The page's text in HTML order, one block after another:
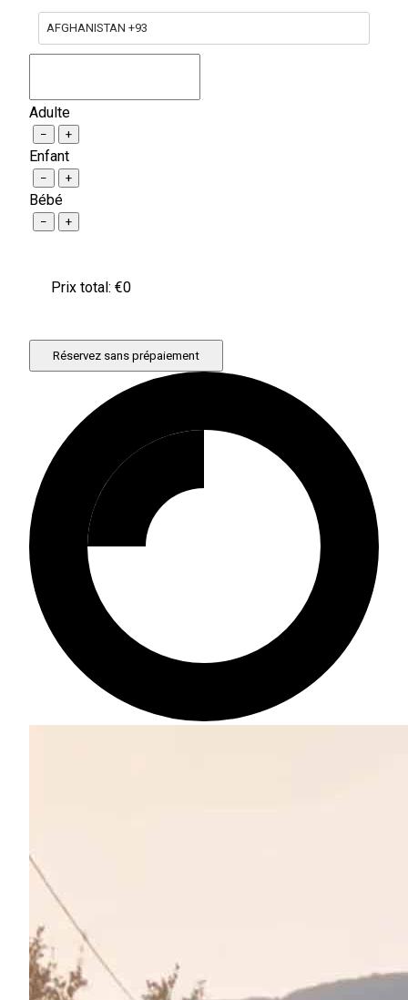
AFGHANISTAN +93
Adulte
− +
Enfant
− +
Bébé
− +
Prix ​​total: €0
Réservez sans prépaiement